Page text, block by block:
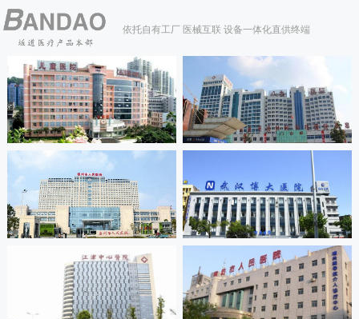
依托自有工厂 医械互联 设备一体化直供终端